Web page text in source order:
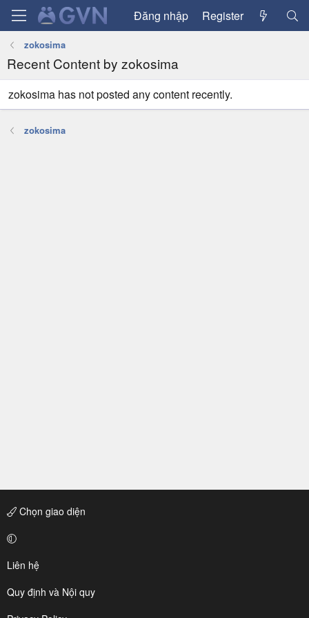
Đăng nhập Register
zokosima
Recent Content by zokosima
zokosima has not posted any content recently.
zokosima
Chọn giao diện
Liên hệ
Quy định và Nội quy